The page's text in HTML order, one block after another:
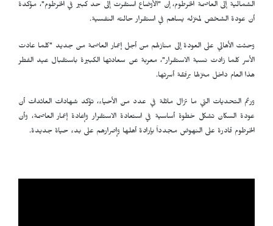
الشمالية إلى العاصمة الخرطوم، إن "الأوضاع استقرت إلى حد كبير في الخرطوم"، مؤكدة
أن عودة الشخص لمنزله يساهم في استقرار حالته النفسية.
وحثت الأهالي على العودة إلى منازلهم من أجل إعمار العاصمة من جديد "كلما عادت
الأسر كلما زادت نسبة الاستقرار"، معربة عن سعادتها الكبيرة باستقبال عيد الفطر
هذا العام داخل منزلها برفقة أسرتها.
ورغم التحديات التي ما تزال ماثلة في عدد من الأحياء، تؤكد شهادات العائدات أن
عودة السكان تشكل خطوة أساسية في استعادة الاستقرار وإعادة إعمار العاصمة، وأن
الخرطوم قادرة على النهوض مجدداً بإرادة أهلها وإصرارهم على بدء حياة جديدة.